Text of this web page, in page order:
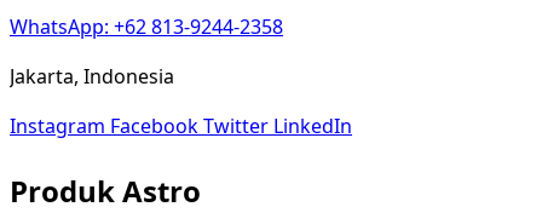
WhatsApp: +62 813-9244-2358
Jakarta, Indonesia
Instagram FacebookTwitter LinkedIn
Produk Astro